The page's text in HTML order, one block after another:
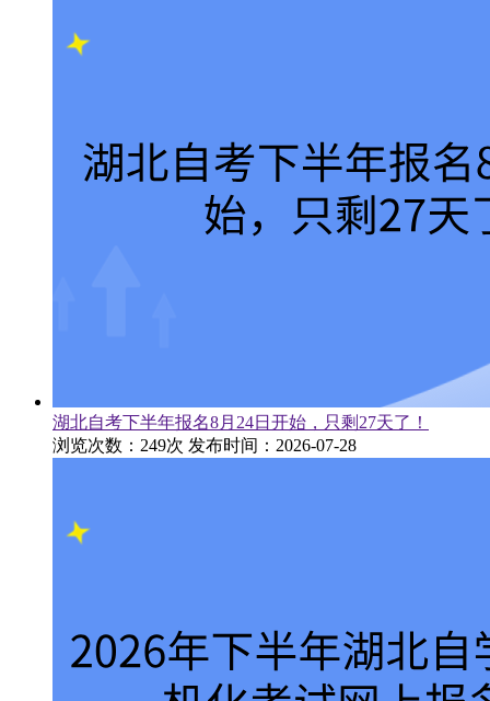
湖北自考下半年报名8月24日开始，只剩27天了！
浏览次数：249次 发布时间：2026-07-28